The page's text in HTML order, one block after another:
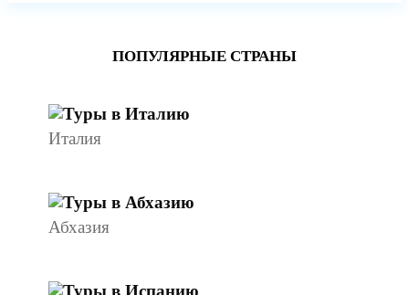
ПОПУЛЯРНЫЕ СТРАНЫ
Италия
Абхазия